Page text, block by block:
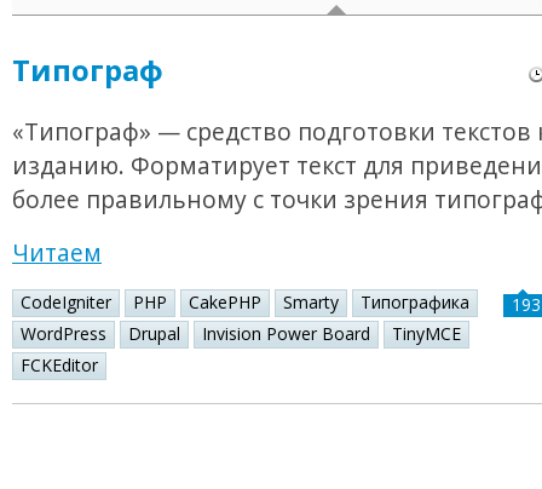
Типограф
«Типограф» — средство подготовки текстов
изданию. Форматирует текст для
более правильному с точки зрения
Читаем
CodeIgniter PHP CakePHP Smarty
Типографика
WordPress
Drupal Invision Power Board
TinyMCE
FCKEditor